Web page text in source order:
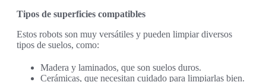
Tipos de superficies compatibles
Estos robots son muy versátiles y pueden limpiar diversos
tipos de suelos, como:
Madera y laminados, que son suelos duros.
Cerámicas, que necesitan cuidado para limpiarlas bien.